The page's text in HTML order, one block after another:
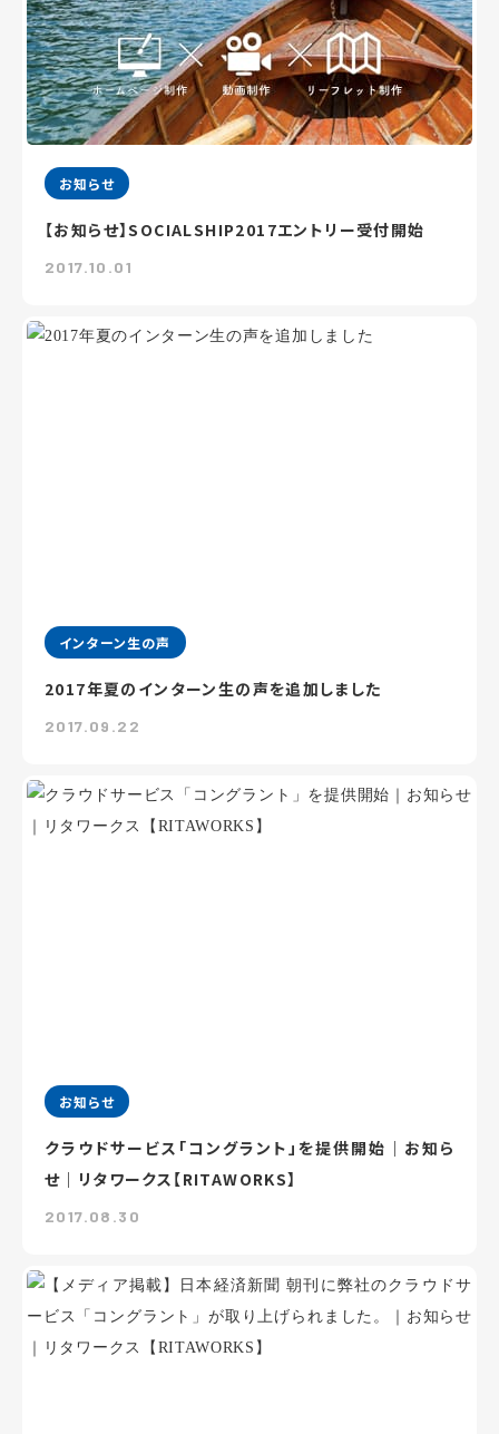
お知らせ
【お知らせ】SOCIALSHIP2017エントリー受付開始
2017.10.01
インターン生の声
2017年夏のインターン生の声を追加しました
2017.09.22
お知らせ
クラウドサービス「コングラント」を提供開始｜お知ら
せ｜リタワークス【RITAWORKS】
2017.08.30